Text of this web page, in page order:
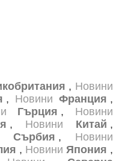
, Новини
, Новини Франция ,
Гърция , Новини
, Новини Китай ,
Сърбия , Новини
, Новини Япония ,